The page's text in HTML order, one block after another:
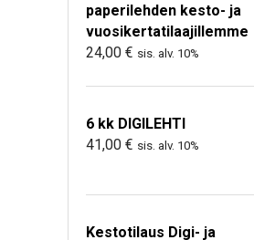
paperilehden kesto- ja
vuosikertatilaajillemme
24,00 € sis. alv. 10%
6 kk DIGILEHTI
41,00 € sis. alv. 10%
Kestotilaus Digi- ja